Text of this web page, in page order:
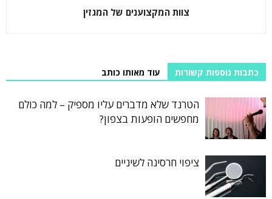
צוות המקצוענים של המגזין
כתבות נוספות קשורות עוד מאותו כותב
הטרנד שלא מדברים עליו מספיק – למה כולם
מחפשים הופעות בצפון?
ציפוי חרסינה לשיניים